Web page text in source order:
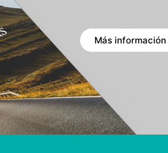
Más información